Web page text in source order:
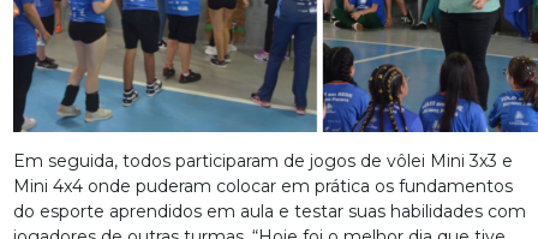
Em seguida, todos participaram de jogos de vôlei Mini 3x3 e
Mini 4x4 onde puderam colocar em prática os fundamentos
do esporte aprendidos em aula e testar suas habilidades com